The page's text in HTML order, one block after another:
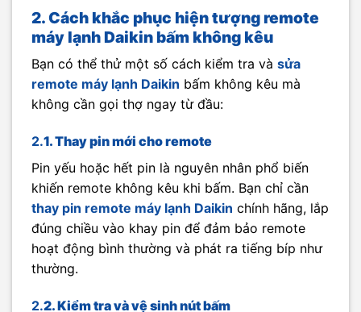
2. Cách khắc phục hiện tượng remote
máy lạnh Daikin bấm không kêu
Bạn có thể thử một số cách kiểm tra và sửa
remote máy lạnh Daikin bấm không kêu mà
không cần gọi thợ ngay từ đầu:
2.1. Thay pin mới cho remote
Pin yếu hoặc hết pin là nguyên nhân phổ biến
khiến remote không kêu khi bấm. Bạn chỉ cần
thay pin remote máy lạnh Daikin chính hãng, lắp
đúng chiều vào khay pin để đảm bảo remote
hoạt động bình thường và phát ra tiếng bíp như
thường.
2.2. Kiểm tra và vệ sinh nút bấm